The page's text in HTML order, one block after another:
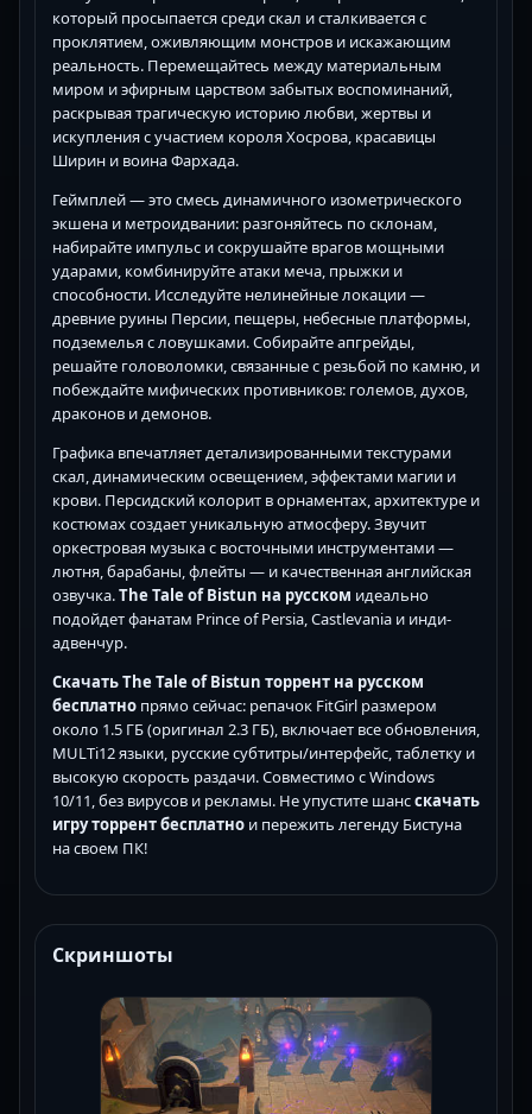
который просыпается среди скал и сталкивается с
проклятием, оживляющим монстров и искажающим
реальность. Перемещайтесь между материальным
миром и эфирным царством забытых воспоминаний,
раскрывая трагическую историю любви, жертвы и
искупления с участием короля Хосрова, красавицы
Ширин и воина Фархада.
Геймплей — это смесь динамичного изометрического
экшена и метроидвании: разгоняйтесь по склонам,
набирайте импульс и сокрушайте врагов мощными
ударами, комбинируйте атаки меча, прыжки и
способности. Исследуйте нелинейные локации —
древние руины Персии, пещеры, небесные платформы,
подземелья с ловушками. Собирайте апгрейды,
решайте головоломки, связанные с резьбой по камню, и
побеждайте мифических противников: големов, духов,
драконов и демонов.
Графика впечатляет детализированными текстурами
скал, динамическим освещением, эффектами магии и
крови. Персидский колорит в орнаментах, архитектуре и
костюмах создает уникальную атмосферу. Звучит
оркестровая музыка с восточными инструментами —
лютня, барабаны, флейты — и качественная английская
озвучка.The Tale of Bistun на русском идеально
подойдет фанатам Prince of Persia, Castlevania и инди-
адвенчур.
Скачать The Tale of Bistun торрент на русском
бесплатно прямо сейчас: репачок FitGirl размером
около 1.5 ГБ (оригинал 2.3 ГБ), включает все обновления,
MULTi12 языки, русские субтитры/интерфейс, таблетку и
высокую скорость раздачи. Совместимо с Windows
10/11, без вирусов и рекламы. Не упустите шансскачать
игру торрент бесплатно и пережить легенду Бистуна
на своем ПК!
Скриншоты